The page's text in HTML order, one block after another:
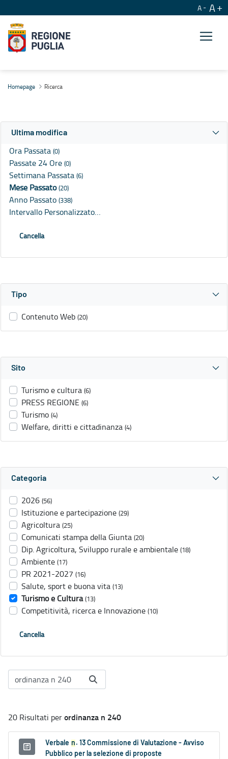
A A
Homepage Ricerca
Ultima modifica
Ora Passata (0)
Passate 24 Ore (0)
Settimana Passata (6)
Mese Passato(20)
Anno Passato (338)
Intervallo Personalizzato…
Cancella
Tipo
Contenuto Web (20)
Sito
Turismo e cultura (6)
PRESS REGIONE (6)
Turismo (4)
Welfare, diritti e cittadinanza (4)
Categoria
2026 (56)
Istituzione e partecipazione (29)
Agricoltura (25)
Comunicati stampa della Giunta (20)
Dip. Agricoltura, Sviluppo rurale e ambientale (18)
Ambiente (17)
PR 2021-2027 (16)
Salute, sport e buona vita (13)
Turismo e Cultura (13)
Competitività, ricerca e Innovazione (10)
Cancella
20 Risultati perordinanza n 240
Verbale n . 13 Commissione di Valutazione - Avviso
Pubblico per la selezione di proposte